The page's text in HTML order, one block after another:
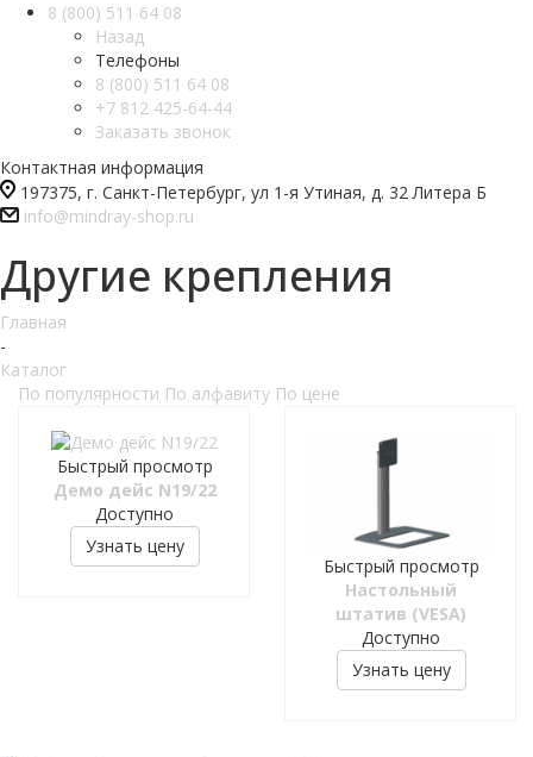
8 (800) 511 64 08
Назад
Телефоны
8 (800) 511 64 08
+7 812 425-64-44
Заказать звонок
Контактная информация
197375, г. Санкт-Петербург, ул 1-я Утиная, д. 32 Литера Б
info@mindray-shop.ru
Другие крепления
Главная
-
Каталог
По популярности По алфавиту По цене
Быстрый просмотр
Демо дейс N19/22
Доступно
Узнать цену
Быстрый просмотр
Настольный
штатив (VESA)
Доступно
Узнать цену